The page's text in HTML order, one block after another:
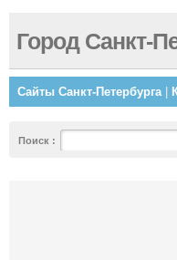
Город Санкт-
Сайты Санкт-Петербурга|
Поиск :